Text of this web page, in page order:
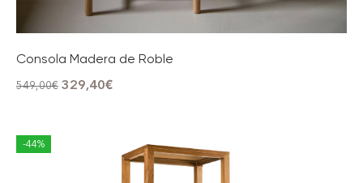
Consola Madera de Roble
549,00€ 329,40€
-44%